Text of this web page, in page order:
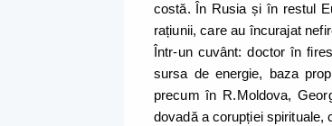
costă. În Rusia și în restul
rațiunii, care au încurajat
Într-un cuvânt: doctor în
sursa de energie, baza
precum în R.Moldova,
dovadă a corupției spirituale,